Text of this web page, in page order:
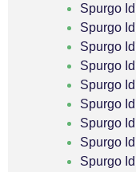
Spurgo
Spurgo
Spurgo
Spurgo
Spurgo
Spurgo
Spurgo
Spurgo
Spurgo